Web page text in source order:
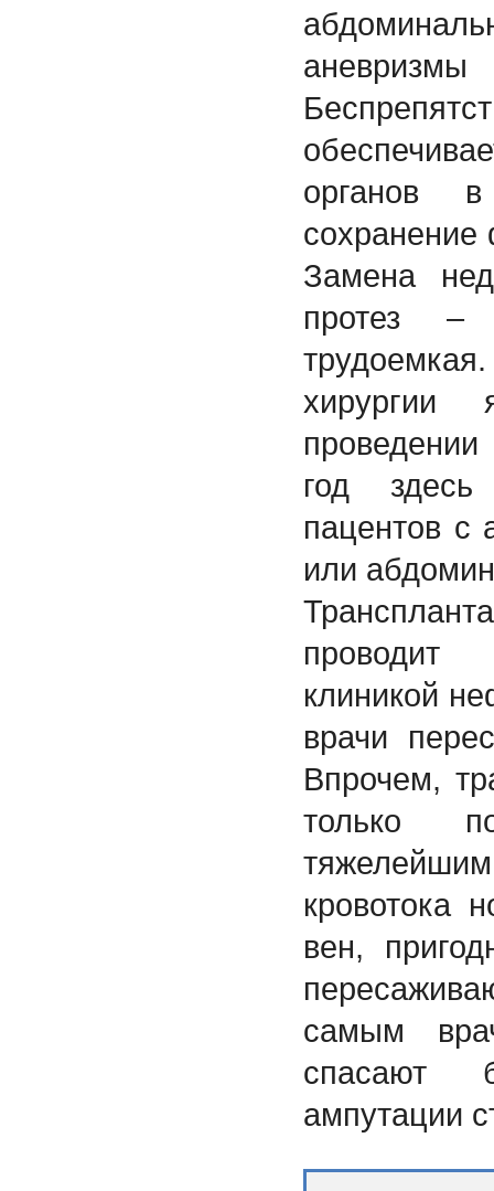
органов
сохранение
Замена
протез –
хирургии
год
пацентов с
или
проводит
клиникой
врачи
Впрочем,
только
кровотока
вен,
самым
спасают
ампутации